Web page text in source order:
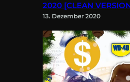
2020 [CLEAN
13. Dezember 2020